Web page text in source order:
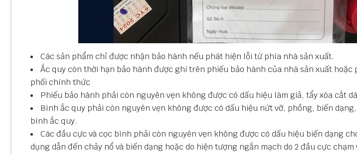
Các sản phẩm chỉ được nhận bảo hành nếu phát hiện lỗi từ phía nhà sản xuất.
Ắc quy còn thời hạn bảo hành được ghi trên phiếu bảo hành của nhà sản xuất hoặc
phối chính thức
Phiếu bảo hành phải còn nguyên vẹn không được có dấu hiệu làm giả, tẩy xóa cắt
Bình ắc quy phải còn nguyên vẹn không được có dấu hiệu nứt vỡ, phồng, biến
bình ắc quy.
Các đầu cực và cọc bình phải còn nguyên vẹn không được có dấu hiệu biến dạng
dụng dẫn đến chảy nổ và biến dạng hoặc do hiện tượng ngắn mạch do 2 đầu cực chạm